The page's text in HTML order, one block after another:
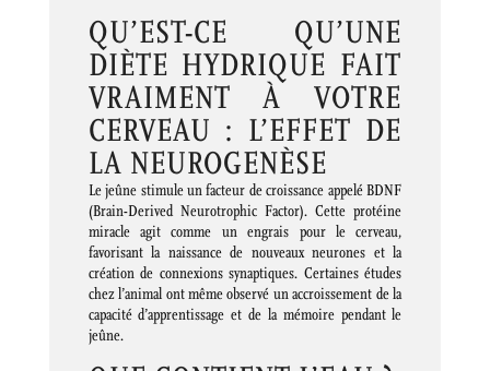
QU’EST-CE QU’UNE
DIÈTE HYDRIQUE FAIT
VRAIMENT À VOTRE
CERVEAU : L’EFFET DE
LA NEUROGENÈSE
Le jeûne stimule un facteur de croissance appelé BDNF
(Brain-Derived Neurotrophic Factor). Cette protéine
miracle agit comme un engrais pour le cerveau,
favorisant la naissance de nouveaux neurones et la
création de connexions synaptiques. Certaines études
chez l’animal ont même observé un accroissement de la
capacité d’apprentissage et de la mémoire pendant le
jeûne.